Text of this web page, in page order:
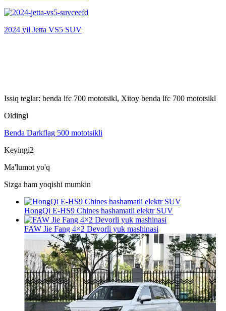
2024 yil Jetta VS5 SUV
Issiq teglar: benda lfc 700 mototsikl, Xitoy benda lfc 700 mototsikl
Oldingi
Benda Darkflag 500 mototsikli
Keyingi2
Ma'lumot yo'q
Sizga ham yoqishi mumkin
HongQi E-HS9 Chines hashamatli elektr SUV
FAW Jie Fang 4×2 Devorli yuk mashinasi